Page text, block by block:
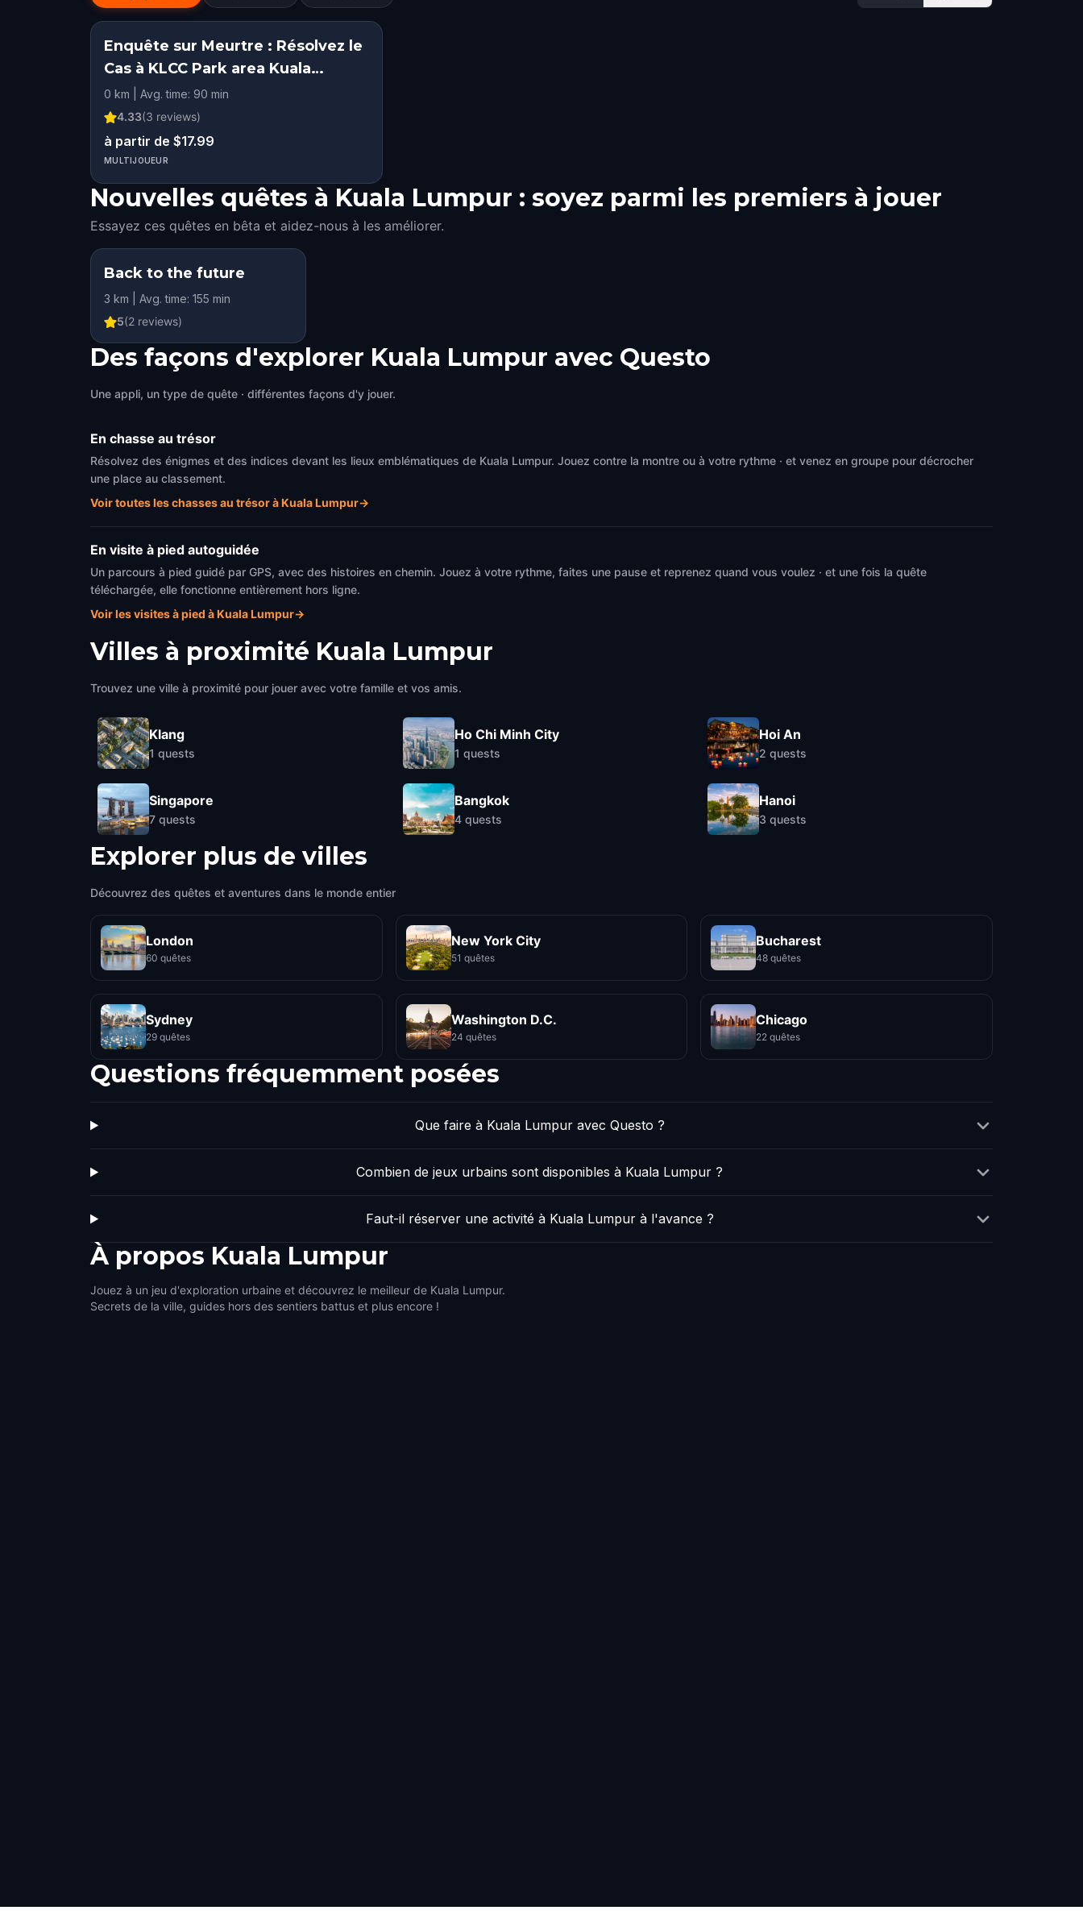
Enquête sur Meurtre : Résolvez le
Cas à KLCC Park area Kuala
Lumpur
0 km | Avg. time: 90 min
4.33(3 reviews)
à partir de $17.99
MULTIJOUEUR
Nouvelles quêtes à Kuala Lumpur : soyez parmi les premiers à jouer
Essayez ces quêtes en bêta et aidez-nous à les améliorer.
Back to the future
3 km | Avg. time: 155 min
5(2 reviews)
Des façons d'explorer Kuala Lumpur avec Questo
Une appli, un type de quête · différentes façons d'y jouer.
En chasse au trésor
Résolvez des énigmes et des indices devant les lieux emblématiques de Kuala Lumpur. Jouez contre la montre ou à votre rythme · et venez en groupe pour décrocher
une place au classement.
Voir toutes les chasses au trésor à Kuala Lumpur→
En visite à pied autoguidée
Un parcours à pied guidé par GPS, avec des histoires en chemin. Jouez à votre rythme, faites une pause et reprenez quand vous voulez · et une fois la quête
téléchargée, elle fonctionne entièrement hors ligne.
Voir les visites à pied à Kuala Lumpur→
Villes à proximité Kuala Lumpur
Trouvez une ville à proximité pour jouer avec votre famille et vos amis.
Klang
1 quests
Singapore
7 quests
Ho Chi Minh City
1 quests
Bangkok
4 quests
Hoi An
2 quests
Hanoi
3 quests
Explorer plus de villes
Découvrez des quêtes et aventures dans le monde entier
London
60 quêtes
New York City
51 quêtes
Bucharest
48 quêtes
Sydney
29 quêtes
Washington D.C.
24 quêtes
Chicago
22 quêtes
Questions fréquemment posées
Que faire à Kuala Lumpur avec Questo ?
Combien de jeux urbains sont disponibles à Kuala Lumpur ?
Faut-il réserver une activité à Kuala Lumpur à l'avance ?
À propos Kuala Lumpur
Jouez à un jeu d'exploration urbaine et découvrez le meilleur de Kuala Lumpur.
Secrets de la ville, guides hors des sentiers battus et plus encore !